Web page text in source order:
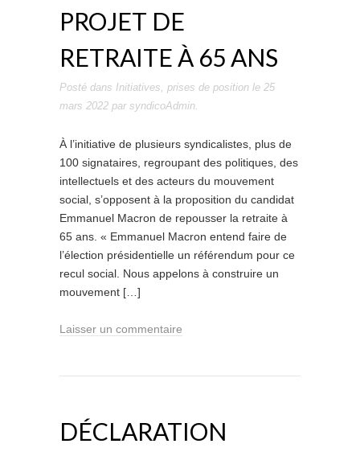
PROJET DE
RETRAITE À 65 ANS
Posté dans Initiatives, prises de position le 25
mars 2022 par syndicoAdmin.
À l’initiative de plusieurs syndicalistes, plus de
100 signataires, regroupant des politiques, des
intellectuels et des acteurs du mouvement
social, s’opposent à la proposition du candidat
Emmanuel Macron de repousser la retraite à
65 ans. « Emmanuel Macron entend faire de
l’élection présidentielle un référendum pour ce
recul social. Nous appelons à construire un
mouvement […]
Laisser un commentaire
DÉCLARATION